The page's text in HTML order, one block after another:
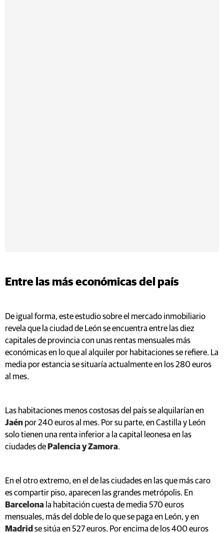
Entre las más económicas del país
De igual forma, este estudio sobre el mercado inmobiliario
revela que la ciudad de León se encuentra entre las diez
capitales de provincia con unas rentas mensuales más
económicas en lo que al alquiler por habitaciones se refiere. La
media por estancia se situaría actualmente en los 280 euros
al mes.
Las habitaciones menos costosas del país se alquilarían en
Jaén por 240 euros al mes. Por su parte, en Castilla y León
solo tienen una renta inferior a la capital leonesa en las
ciudades de Palencia y Zamora.
En el otro extremo, en el de las ciudades en las que más caro
es compartir piso, aparecen las grandes metrópolis. En
Barcelona la habitación cuesta de media 570 euros
mensuales, más del doble de lo que se paga en León, y en
Madrid se sitúa en 527 euros. Por encima de los 400 euros